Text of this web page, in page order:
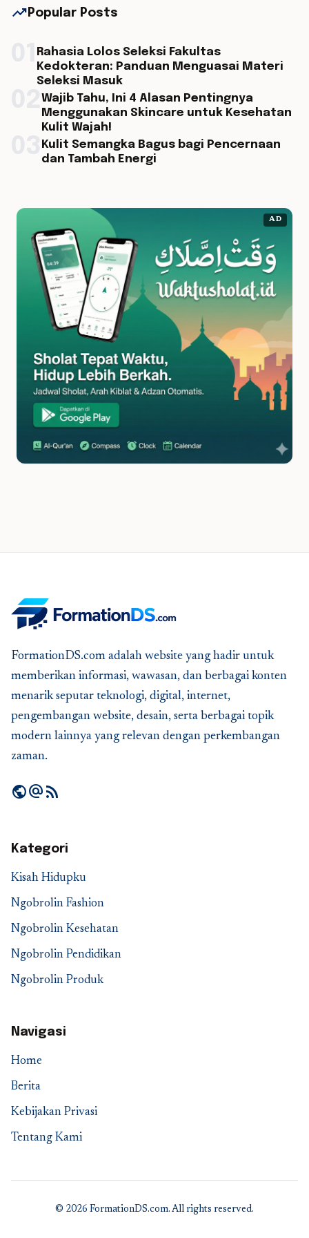
trending_up Popular Posts
Rahasia Lolos Seleksi Fakultas
Kedokteran: Panduan Menguasai Materi
Seleksi Masuk
Wajib Tahu, Ini 4 Alasan Pentingnya
Menggunakan Skincare untuk Kesehatan
Kulit Wajah!
Kulit Semangka Bagus bagi Pencernaan
dan Tambah Energi
AD
FormationDS.com adalah website yang hadir untuk
memberikan informasi, wawasan, dan berbagai konten
menarik seputar teknologi, digital, internet,
pengembangan website, desain, serta berbagai topik
modern lainnya yang relevan dengan perkembangan
zaman.
publicalternate_emailrss_feed
Kategori
Kisah Hidupku
Ngobrolin Fashion
Ngobrolin Kesehatan
Ngobrolin Pendidikan
Ngobrolin Produk
Navigasi
Home
Berita
Kebijakan Privasi
Tentang Kami
© 2026 FormationDS.com. All rights reserved.